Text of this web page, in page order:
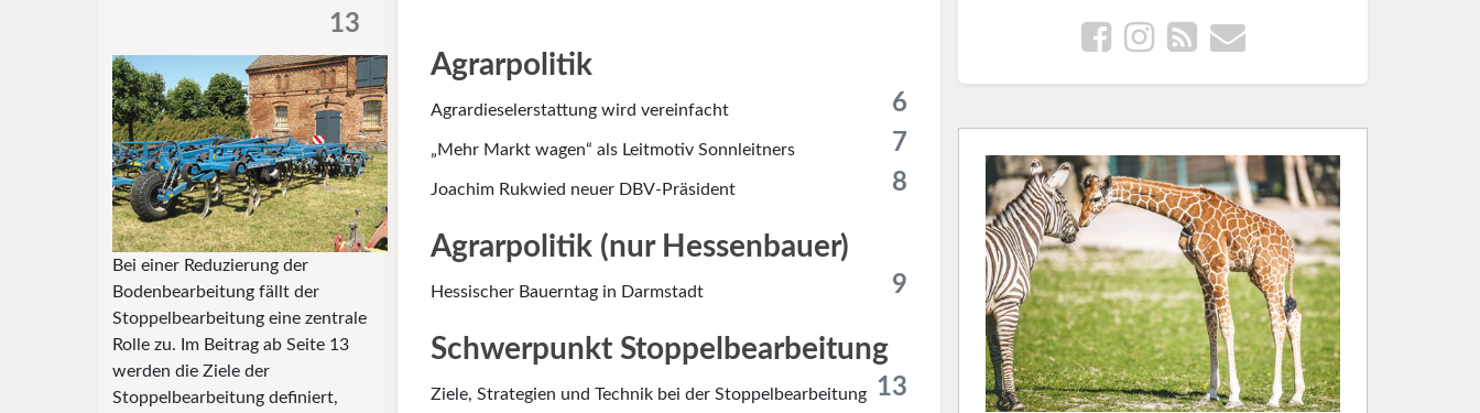
13
Bei einer Reduzierung der
Bodenbearbeitung fällt der
Stoppelbearbeitung eine zentrale
Rolle zu. Im Beitrag ab Seite 13
werden die Ziele der
Stoppelbearbeitung definiert,
Agrarpolitik
Agrardieselerstattung wird vereinfacht 6
„Mehr Markt wagen“ als Leitmotiv Sonnleitners 7
Joachim Rukwied neuer DBV-Präsident 8
Agrarpolitik (nur Hessenbauer)
Hessischer Bauerntag in Darmstadt 9
Schwerpunkt Stoppelbearbeitung
Ziele, Strategien und Technik bei der Stoppelbearbeitung 13